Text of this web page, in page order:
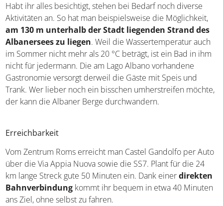
Habt ihr alles besichtigt, stehen bei Bedarf noch diverse
Aktivitäten an. So hat man beispielsweise die Möglichkeit,
am 130 m unterhalb der Stadt liegenden Strand des
Albanersees zu liegen. Weil die Wassertemperatur auch
im Sommer nicht mehr als 20 °C beträgt, ist ein Bad in ihm
nicht für jedermann. Die am Lago Albano vorhandene
Gastronomie versorgt derweil die Gäste mit Speis und
Trank. Wer lieber noch ein bisschen umherstreifen möchte,
der kann die Albaner Berge durchwandern.
Erreichbarkeit
Vom Zentrum Roms erreicht man Castel Gandolfo per Auto
über die Via Appia Nuova sowie die SS7. Plant für die 24
km lange Streck gute 50 Minuten ein. Dank einerdirekten
Bahnverbindung kommt ihr bequem in etwa 40 Minuten
ans Ziel, ohne selbst zu fahren.